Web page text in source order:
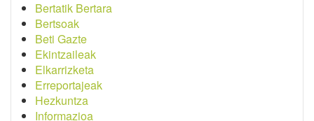
Bertatik Bertara
Bertsoak
Beti Gazte
Ekintzaileak
Elkarrizketa
Erreportajeak
Hezkuntza
Informazioa